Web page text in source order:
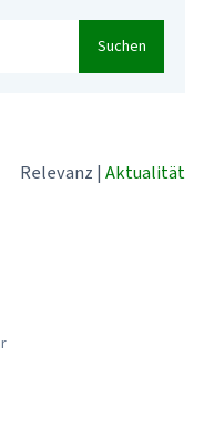
Suchen
Relevanz | Aktualität